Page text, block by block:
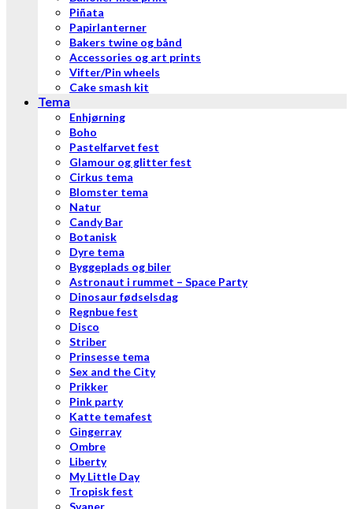
Piñata
Papirlanterner
Bakers twine og bånd
Accessories og art prints
Vifter/Pin wheels
Cake smash kit
Tema
Enhjørning
Boho
Pastelfarvet fest
Glamour og glitter fest
Cirkus tema
Blomster tema
Natur
Candy Bar
Botanisk
Dyre tema
Byggeplads og biler
Astronaut i rummet – Space Party
Dinosaur fødselsdag
Regnbue fest
Disco
Striber
Prinsesse tema
Sex and the City
Prikker
Pink party
Katte temafest
Gingerray
Ombre
Liberty
My Little Day
Tropisk fest